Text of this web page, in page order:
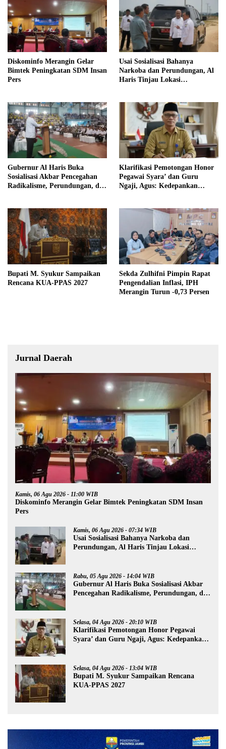
Diskominfo Merangin Gelar
Bimtek Peningkatan SDM Insan
Pers
Usai Sosialisasi Bahanya
Narkoba dan Perundungan, Al
Haris Tinjau Lokasi
Gubernur Al Haris Buka
Sosialisasi Akbar Pencegahan
Radikalisme, Perundungan, dan
Klarifikasi Pemotongan Honor
Pegawai Syara’ dan Guru
Ngaji, Agus: Kedepankan
Bupati M. Syukur Sampaikan
Rencana KUA-PPAS 2027
Sekda Zulhifni Pimpin Rapat
Pengendalian Inflasi, IPH
Merangin Turun -0,73 Persen
Jurnal Daerah
Kamis, 06 Agu 2026 - 11:00 WIB
Diskominfo Merangin Gelar Bimtek Peningkatan SDM Insan
Pers
Kamis, 06 Agu 2026 - 07:34 WIB
Usai Sosialisasi Bahanya Narkoba dan
Perundungan, Al Haris Tinjau Lokasi
Rabu, 05 Agu 2026 - 14:04 WIB
Gubernur Al Haris Buka Sosialisasi Akbar
Pencegahan Radikalisme, Perundungan, dan
Selasa, 04 Agu 2026 - 20:10 WIB
Klarifikasi Pemotongan Honor Pegawai
Syara’ dan Guru Ngaji, Agus: Kedepankan
Selasa, 04 Agu 2026 - 13:04 WIB
Bupati M. Syukur Sampaikan Rencana
KUA-PPAS 2027